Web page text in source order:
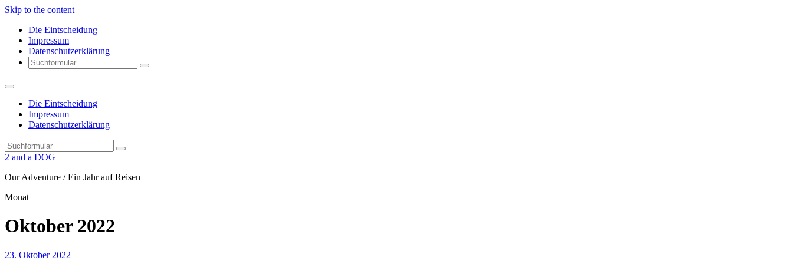
Skip to the content
Die Eintscheidung
Impressum
Datenschutzerklärung
Search
Die Eintscheidung
Impressum
Datenschutzerklärung
Search
2 and a DOG
Our Adventure / Ein Jahr auf Reisen
Monat
Oktober 2022
23. Oktober 2022